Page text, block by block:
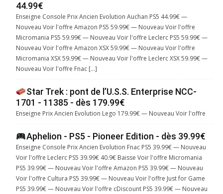
44.99€
Enseigne Console Prix Ancien Evolution Auchan PS5 44.99€ —
Nouveau Voir l'offre Amazon PS5 59.99€ — Nouveau Voir l'offre
Micromania PS5 59.99€ — Nouveau Voir l'offre Leclerc PS5 59.99€ —
Nouveau Voir l'offre Amazon XSX 59.99€ — Nouveau Voir l'offre
Micromania XSX 59.99€ — Nouveau Voir l'offre Leclerc XSX 59.99€ —
Nouveau Voir l'offre Fnac […]
Star Trek : pont de l’U.S.S. Enterprise NCC-
1701 - 11385 - dès 179.99€
Enseigne Prix Ancien Evolution Lego 179.99€ — Nouveau Voir l'offre
Aphelion - PS5 - Pioneer Edition - dès 39.99€
Enseigne Console Prix Ancien Evolution Fnac PS5 39.99€ — Nouveau
Voir l'offre Leclerc PS5 39.99€ 40.9€ Baisse Voir l'offre Micromania
PS5 39.99€ — Nouveau Voir l'offre Amazon PS5 39.99€ — Nouveau
Voir l'offre Cultura PS5 39.99€ — Nouveau Voir l'offre Just for Game
PS5 39.99€ — Nouveau Voir l'offre cDiscount PS5 39.99€ — Nouveau